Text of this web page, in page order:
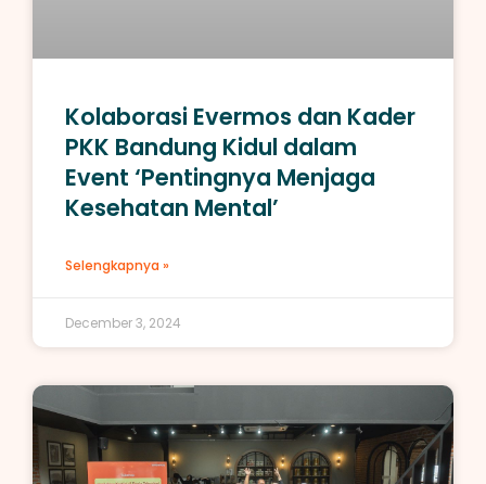
Kolaborasi Evermos dan Kader
PKK Bandung Kidul dalam
Event ‘Pentingnya Menjaga
Kesehatan Mental’
Selengkapnya »
December 3, 2024